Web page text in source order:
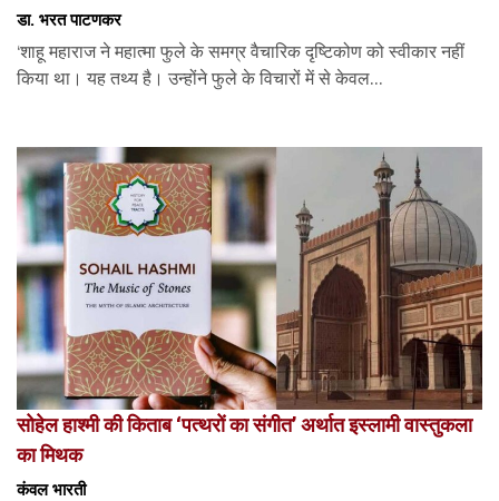
डा. भरत पाटणकर
‘शाहू महाराज ने महात्मा फुले के समग्र वैचारिक दृष्टिकोण को स्वीकार नहीं
किया था। यह तथ्य है। उन्होंने फुले के विचारों में से केवल...
सोहेल हाश्मी की किताब ‘पत्थरों का संगीत’ अर्थात इस्लामी वास्तुकला
का मिथक
कंवल भारती